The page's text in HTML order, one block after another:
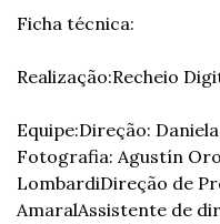
Ficha técnica:
Realização:Recheio
Equipe:Direção:
Fotografia: Agustín
LombardiDireção de
AmaralAssistente de